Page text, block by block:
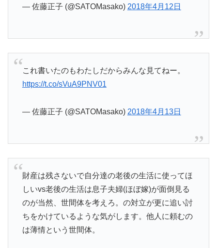
— 佐藤正子 (@SATOMasako) 2018年4月12日
これ書いたのもわたしだからみんな見てねー。
https://t.co/sVuA9PNV01
— 佐藤正子 (@SATOMasako) 2018年4月13日
財産は残さないで自分達の老後の生活に使ってほ
しいvs老後の生活は息子夫婦(ほぼ嫁)が面倒見る
のが当然、世間体を考えろ。の対立が更に追い討
ちをかけているような気がします。他人に頼むの
は薄情という世間体。